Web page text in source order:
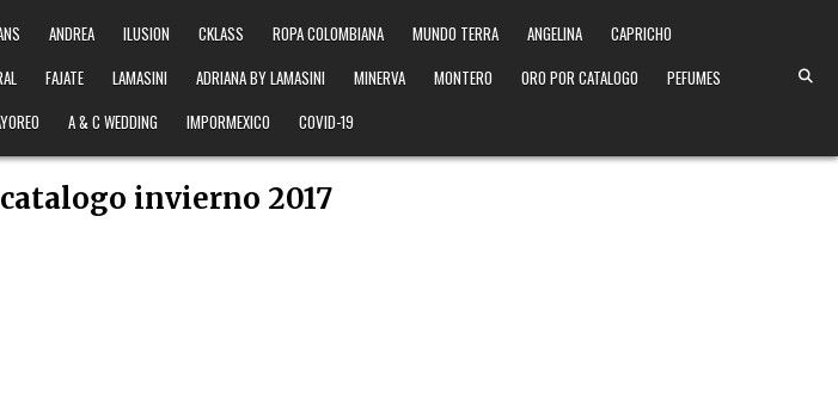
ANDREA ILUSION CKLASS ROPA COLOMBIANA MUNDO TERRA ANGELINA
CAPRICHO
FAJATE LAMASINI ADRIANA BY LAMASINI MINERVA MONTERO ORO POR CATALOGO
PEFUMES
A & C WEDDING IMPORMEXICO COVID-19
invierno 2017